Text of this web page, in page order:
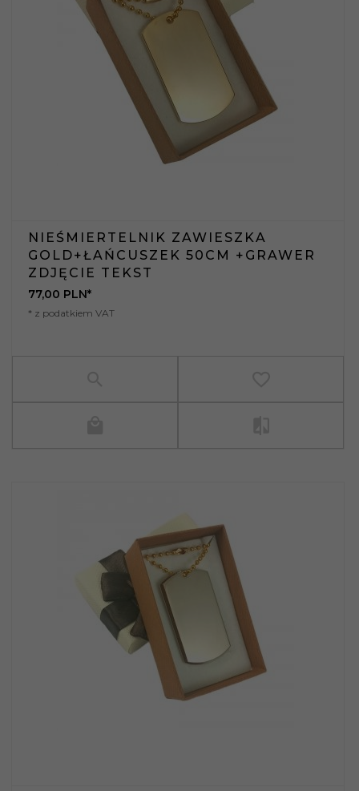
NIEŚMIERTELNIK ZAWIESZKA
GOLD+ŁAŃCUSZEK 50CM +GRAWER
ZDJĘCIE TEKST
77,00 PLN*
* z podatkiem VAT